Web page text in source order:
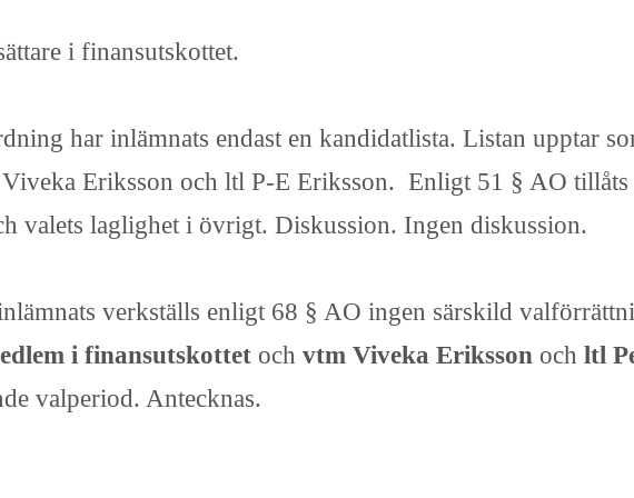
i finansutskottet.
har inlämnats endast en kandidatlista. Listan upptar
Eriksson och ltl P-E Eriksson. Enligt 51 § AO
valets laglighet i övrigt. Diskussion. Ingen diskussion.
verkställs enligt 68 § AO ingen särskild
i finansutskottet och vtm Viveka Eriksson och ltl
valperiod. Antecknas.